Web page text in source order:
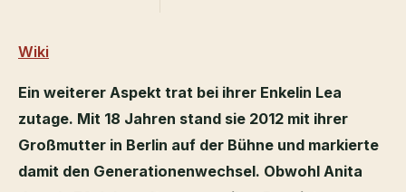
Wiki
Ein weiterer Aspekt trat bei ihrer Enkelin Lea
zutage. Mit 18 Jahren stand sie 2012 mit ihrer
Großmutter in Berlin auf der Bühne und markierte
damit den Generationenwechsel. Obwohl Anita